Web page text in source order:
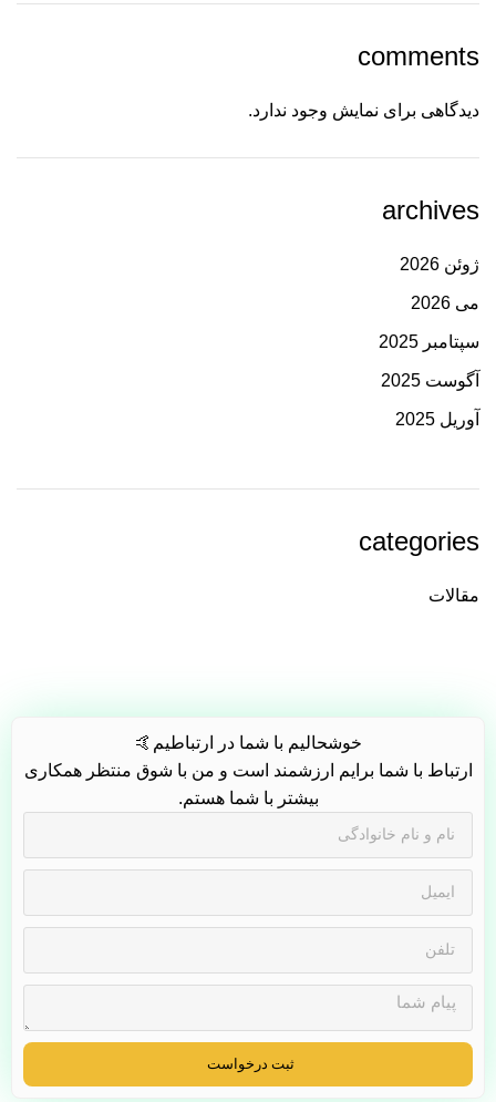
comments
دیدگاهی برای نمایش وجود ندارد.
archives
ژوئن 2026
می 2026
سپتامبر 2025
آگوست 2025
آوریل 2025
categories
مقالات
خوشحالیم با شما در ارتباطیم🤙
ارتباط با شما برایم ارزشمند است و من با شوق منتظر همکاری
بیشتر با شما هستم.
ثبت درخواست